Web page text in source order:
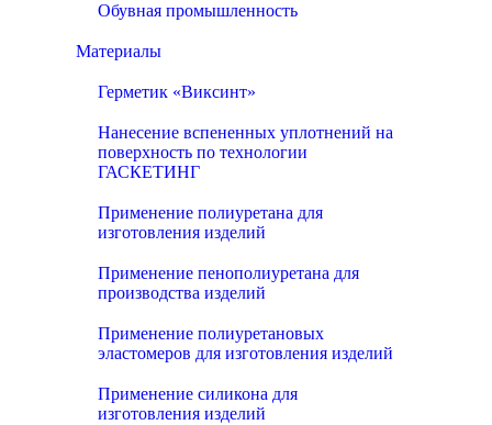
Обувная промышленность
Материалы
Герметик «Виксинт»
Нанесение вспененных уплотнений на
поверхность по технологии
ГАСКЕТИНГ
Применение полиуретана для
изготовления изделий
Применение пенополиуретана для
производства изделий
Применение полиуретановых
эластомеров для изготовления изделий
Применение силикона для
изготовления изделий